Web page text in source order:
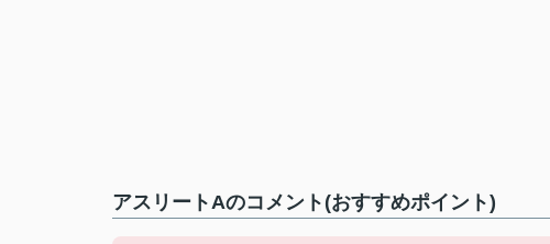
アスリートAのコメント(おすすめポイント)